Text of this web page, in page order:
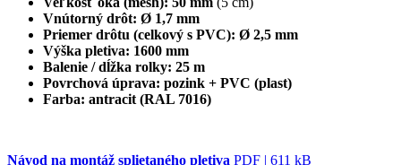
Vnútorný drôt: Ø 1,7 mm
Priemer drôtu (celkový s PVC): Ø 2,5 mm
Výška pletiva: 1600 mm
Balenie / dĺžka rolky: 25 m
Povrchová úprava: pozink + PVC (plast)
Farba: antracit (RAL 7016)
Návod na montáž splietaného pletiva PDF | 611 kB